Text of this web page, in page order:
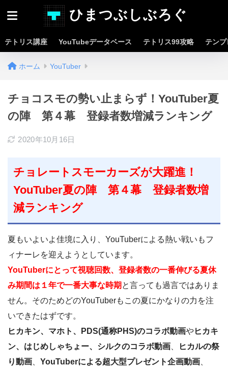
ひまつぶしぶろぐ
テトリス講座 YouTubeデータベース テトリス99攻略 テン
ホーム YouTuber
チョコスモの勢い止まらず！YouTuber夏
の陣 第４幕 登録者数増減ランキング
2020年10月16日
チョレートスモーカーズが大躍進！
YouTuber夏の陣 第４幕 登録者数増
減ランキング
夏もいよいよ佳境に入り、YouTuberによる熱い戦いもフ
ィナーレを迎えようとしています。
YouTuberにとって視聴回数、登録者数の一番伸びる夏休
み期間は１年で一番大事な時期 と言っても過言ではありま
せん。そのためどのYouTuberもこの夏にかなりの力を注
いできたはずです。
ヒカキン、マホト、PDS(通称PHS)のコラボ動画やヒカキ
ン、はじめしゃちょー、シルクのコラボ動画
ヒカルの祭
り動画
YouTuberによる超大型プレゼント企画動画